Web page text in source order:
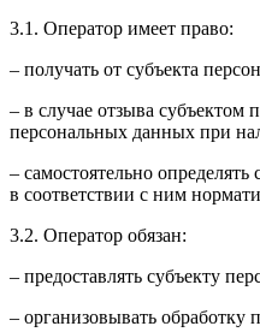
3.1. Оператор имеет право:
– получать от субъекта
– в случае отзыва субъектом
персональных данных при
– самостоятельно
в соответствии с ним
3.2. Оператор обязан:
– предоставлять субъекту
– организовывать